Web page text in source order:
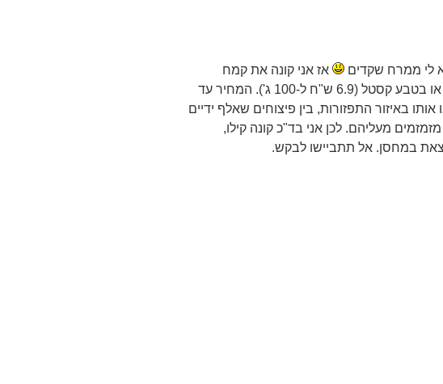
לי ממרח שקדים
אז אני קונה את קמח
השקדים שלי בניצת הדובדבן (5.9 ש"ח ל-100 ג') או בטבע קסטל (6.9 ש"ח ל-100 ג'). המחיר עד
באיזור התפזורות, בין פיצוחים שאלף ידיים
מעליהם. לכן אני בד"כ קונה קילו,
במחסן. אל תתביישו לבקש.